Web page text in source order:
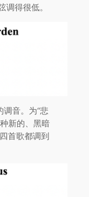
调得很低。
调音。为“悲
新的、黑暗
首歌都调到